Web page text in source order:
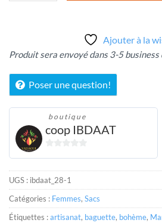
Ajouter à la
Produit sera envoyé dans 3-5 business
Poser une question!
boutique
coop IBDAAT
5
UGS : ibdaat_28-1
Catégories : Femmes, Sacs
Étiquettes :artisanat, baguette, bohème,